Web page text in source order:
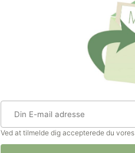
Ved at tilmelde dig accepterede du vores